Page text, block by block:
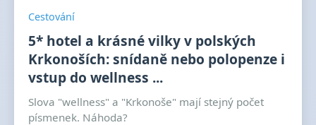
Cestování
5* hotel a krásné vilky v polských
Krkonoších: snídaně nebo polopenze i
vstup do wellness ...
Slova "wellness" a "Krkonoše" mají stejný počet
písmenek. Náhoda?